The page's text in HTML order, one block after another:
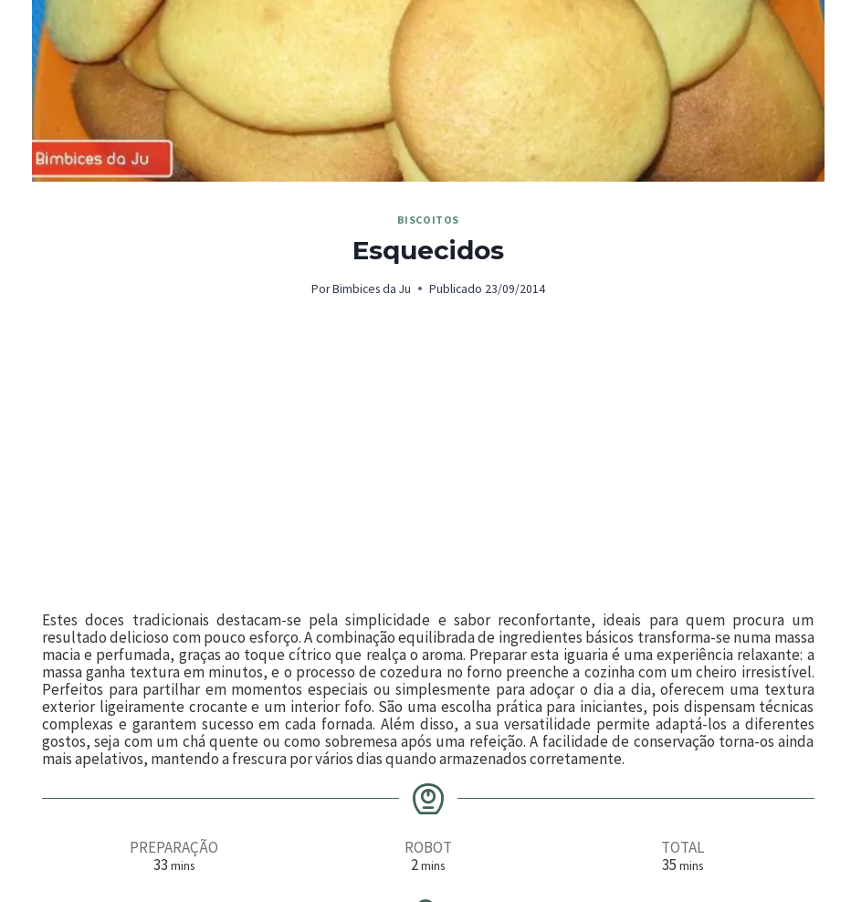
BISCOITOS
Esquecidos
Por Bimbices da Ju Publicado 23/09/2014
Estes doces tradicionais destacam-se pela simplicidade e sabor reconfortante, ideais para quem procura um
resultado delicioso com pouco esforço. A combinação equilibrada de ingredientes básicos transforma-se numa massa
macia e perfumada, graças ao toque cítrico que realça o aroma. Preparar esta iguaria é uma experiência relaxante: a
massa ganha textura em minutos, e o processo de cozedura no forno preenche a cozinha com um cheiro irresistível.
Perfeitos para partilhar em momentos especiais ou simplesmente para adoçar o dia a dia, oferecem uma textura
exterior ligeiramente crocante e um interior fofo. São uma escolha prática para iniciantes, pois dispensam técnicas
complexas e garantem sucesso em cada fornada. Além disso, a sua versatilidade permite adaptá-los a diferentes
gostos, seja com um chá quente ou como sobremesa após uma refeição. A facilidade de conservação torna-os ainda
mais apelativos, mantendo a frescura por vários dias quando armazenados corretamente.
PREPARAÇÃO
33m
mins
ROBOT
2m
mins
TOTAL
35m
mins